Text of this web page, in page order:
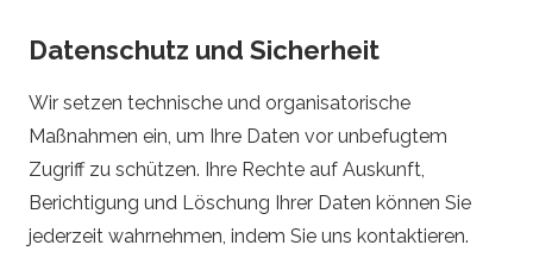
-
K
a
s
Datenschutz und Sicherheit
Wir setzen technische und organisatorische
Maßnahmen ein, um Ihre Daten vor unbefugtem
Zugriff zu schützen. Ihre Rechte auf Auskunft,
Berichtigung und Löschung Ihrer Daten können Sie
jederzeit wahrnehmen, indem Sie uns kontaktieren.